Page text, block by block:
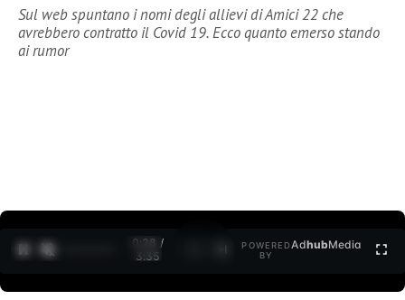
Sul web spuntano i nomi degli allievi di Amici 22 che
avrebbero contratto il Covid 19. Ecco quanto emerso stando
ai rumor
0:30 /
3:35
POWERED
BY
AdhubMedia